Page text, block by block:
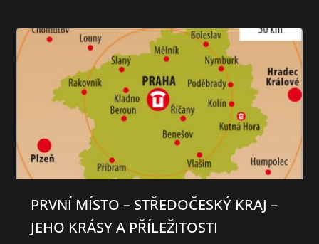
PRVNÍ MÍSTO – STŘEDOČESKÝ KRAJ –
JEHO KRÁSY A PŘÍLEŽITOSTI